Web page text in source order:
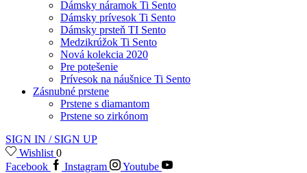
Dámsky náramok Ti Sento
Dámsky prívesok Ti Sento
Dámsky prsteň TI Sento
Medzikrúžok Ti Sento
Nová kolekcia 2020
Pre potešenie
Prívesok na náušnice Ti Sento
Zásnubné prstene
Prstene s diamantom
Prstene so zirkónom
SIGN IN / SIGN UP
Wishlist 0
Facebook
Instagram Youtube